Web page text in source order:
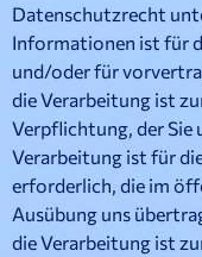
Datenschutzrecht
Informationen ist für
und/oder für
die Verarbeitung ist
Verpflichtung, der Sie
Verarbeitung ist für
erforderlich, die im
Ausübung uns
die Verarbeitung ist